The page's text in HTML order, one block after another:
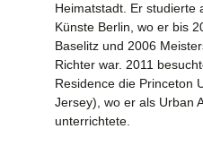
Heimatstadt. Er studierte
Künste Berlin, wo er bis
Baselitz und 2006
Richter war. 2011
Residence die Princeton
Jersey), wo er als Urban
unterrichtete.